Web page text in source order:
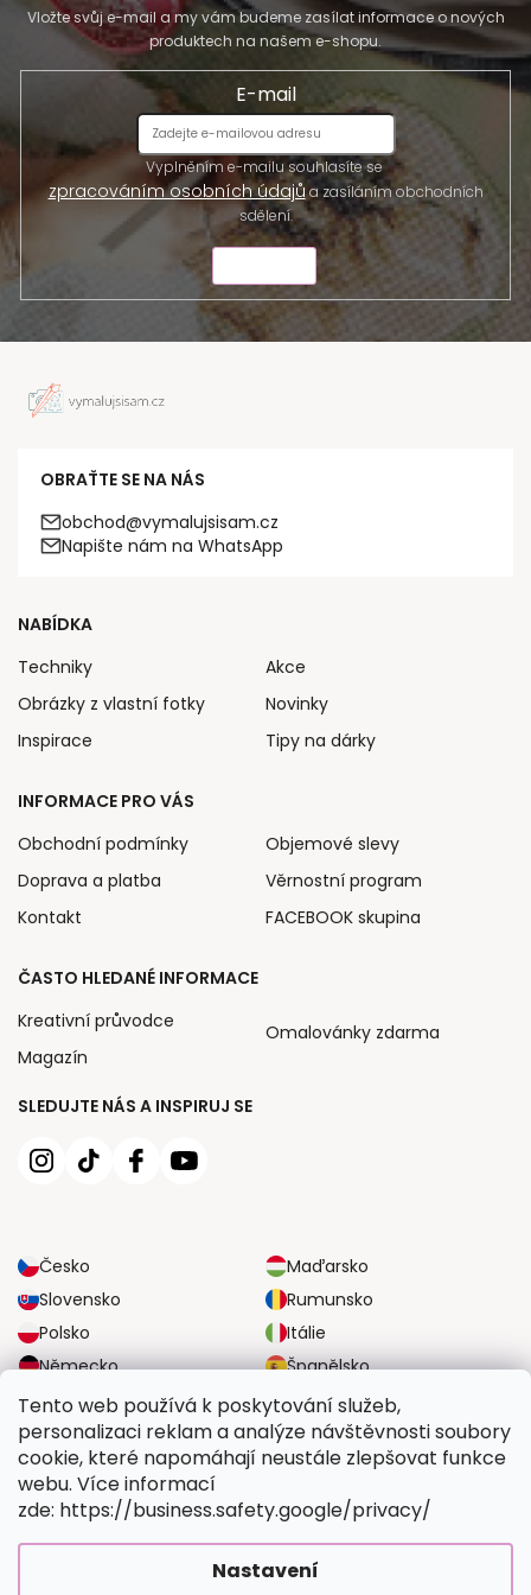
Tento web používá k poskytování služeb,
personalizaci reklam a analýze návštěvnosti soubory
cookie, které napomáhají neustále zlepšovat funkce
webu. Více informací
zde: https://business.safety.google/privacy/
Nastavení
Vložte svůj e-mail a my vám budeme zasílat informace o nových
produktech na našem e-shopu.
E-mail
Vyplněním e-mailu souhlasíte se
zpracováním osobních údajůa zasíláním obchodních
sdělení.
OBRAŤTE SE NA NÁS
obchod@vymalujsisam.cz
Napište nám na WhatsApp
SLEDUJTE NÁS A INSPIRUJ SE
Česko
Maďarsko
Slovensko
Rumunsko
Polsko
Itálie
Německo
Španělsko
Velká Británie
Rakousko
NABÍDKA
Techniky
Obrázky z vlastní fotky
Inspirace
Akce
Novinky
Tipy na dárky
INFORMACE PRO VÁS
Obchodní podmínky
Doprava a platba
Kontakt
Objemové slevy
Věrnostní program
FACEBOOK skupina
ČASTO HLEDANÉ INFORMACE
Kreativní průvodce
Magazín
Omalovánky zdarma
SPOLEHLIVÉ MOŽNOSTI DOPRAVY
BEZPEČNÉ MOŽNOSTI PLATBY